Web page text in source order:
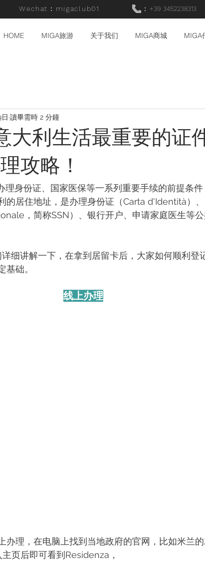
Wechat：migaclub01 ： +39 3452238313
HOME MIGA旅游 关于我们 MIGA商城 MIGA
大利生活最重要的证
攻略！
讀畢需時 2 分鐘
理身份证、国家医保等一系列重要手续的前提条
的居住地址，是办理身份证（Carta d'Identità）
，简称SSN）、银行开户、申请家庭医生等
细讲解一下，在拿到居留卡后，大家如何顺利登
基础。
线上办理
办理，在电脑上找到当地政府的官网，比如米兰
页后即可看到Residenza，